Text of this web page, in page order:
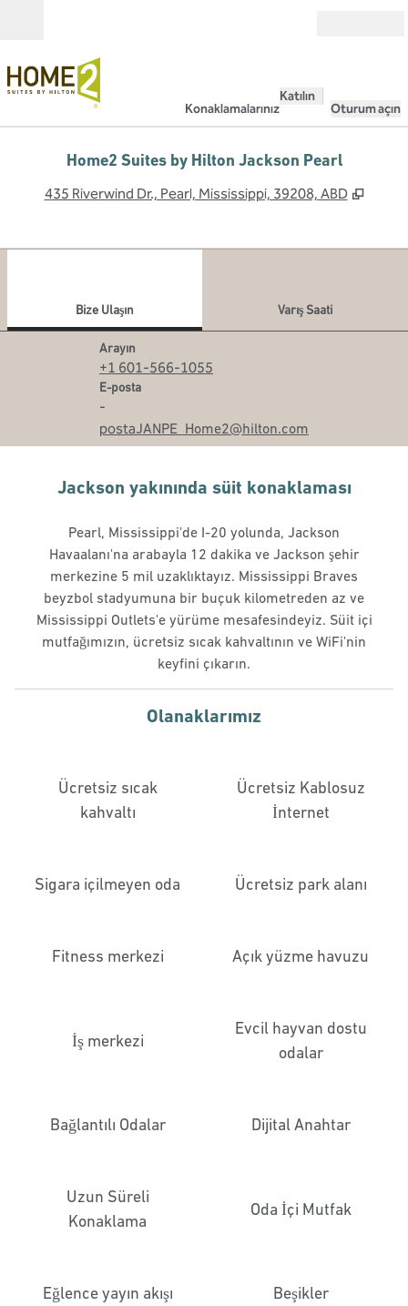
Konaklamalarınız
Katılın
Oturum açın
Home2 Suites by Hilton Jackson Pearl
435 Riverwind Dr., Pearl, Mississippi, 39208, ABD ,
Bize Ulaşın
Varış Saati
Arayın
Arayın
+1 601-566-1055
E-posta
E
-
postaJANPE_Home2@hilton.com
Jackson yakınında süit konaklaması
Pearl, Mississippi'de I-20 yolunda, Jackson
Havaalanı'na arabayla 12 dakika ve Jackson şehir
merkezine 5 mil uzaklıktayız. Mississippi Braves
beyzbol stadyumuna bir buçuk kilometreden az ve
Mississippi Outlets'e yürüme mesafesindeyiz. Süit içi
mutfağımızın, ücretsiz sıcak kahvaltının ve WiFi'nin
keyfini çıkarın.
Olanaklarımız
Ücretsiz sıcak
kahvaltı
Ücretsiz Kablosuz
İnternet
Sigara içilmeyen oda Ücretsiz park alanı
Fitness merkezi Açık yüzme havuzu
İş merkezi
Evcil hayvan dostu
odalar
Bağlantılı Odalar Dijital Anahtar
Uzun Süreli
Konaklama
Oda İçi Mutfak
Eğlence yayın akışı Beşikler